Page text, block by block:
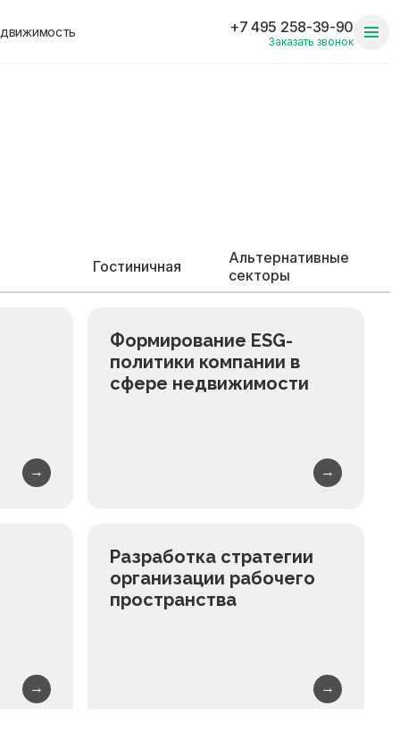
+7 495 258-39-90
Заказать звонок
Гостиничная
Альтернативные
секторы
→
Формирование ESG-
политики компании в
сфере недвижимости
→
→
Разработка стратегии
организации рабочего
пространства
→